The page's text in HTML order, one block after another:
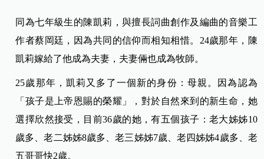
同為七年級生的陳凱莉，與擅長詞曲創作及編曲的音樂工
作者蔡岡廷，因為共同的信仰而相知相惜。24歲那年，陳
凱莉嫁給了他成為夫妻，夫妻倆也成為牧師。
25歲那年，凱莉又多了一個新的身份：母親。因為認為
「孩子是上帝恩賜的榮耀」，對於自然來到的新生命，她
選擇欣然接受， 目前36歲的她，有五個孩子：老大姊姊10
歲多、老二姊姊8歲多、老三姊姊7歲、老四姊姊4歲多、老
五哥哥快2歲。